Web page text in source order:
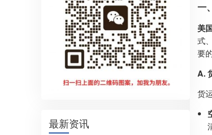
最新资讯
一
美
式
要
A.
货